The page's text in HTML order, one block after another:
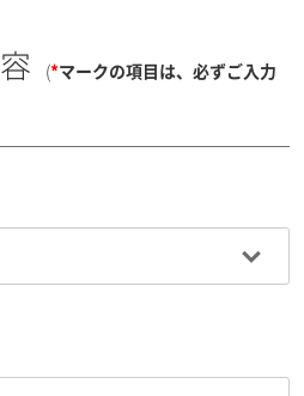
(*マークの項目は、必ずご入力